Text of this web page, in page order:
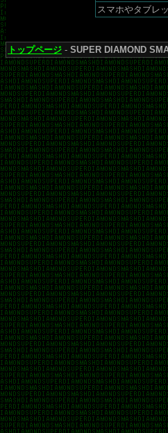
スマホやタブレ
トップページ - SUPER DIAMOND